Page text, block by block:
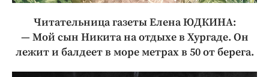
Читательница газеты Елена ЮДКИНА:
— Мой сын Никита на отдыхе в Хургаде. Он
лежит и балдеет в море метрах в 50 от берега.